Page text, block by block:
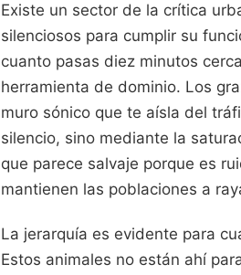
Existe un sector de la crítica
silenciosos para cumplir su
cuanto pasas diez minutos
herramienta de dominio. Los
muro sónico que te aísla del
silencio, sino mediante la
que parece salvaje porque es
mantienen las poblaciones a
La jerarquía es evidente para
Estos animales no están ahí